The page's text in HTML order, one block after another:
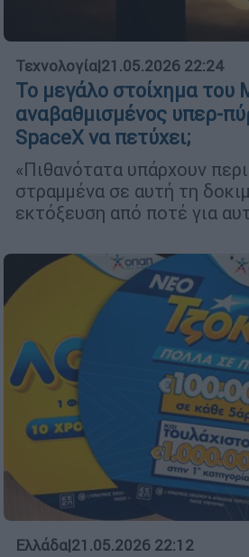
Τεχνολογία|21.05.2026 22:24
Το μεγάλο στοίχημα
αναβαθμισμένος υπερ-
SpaceX να πετύχει;
«Πιθανότατα υπάρχουν
στραμμένα σε αυτή τη
εκτόξευση από ποτέ για
Ελλάδα|21.05.2026 22:12